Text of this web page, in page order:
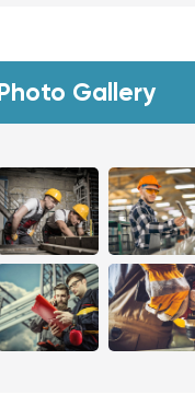
Photo Gallery